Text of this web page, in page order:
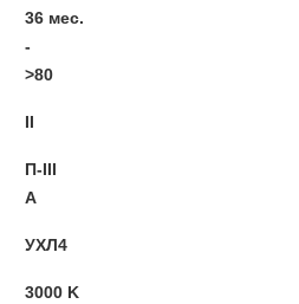
36 мес.
-
>80
II
П-ІІІ
A
УХЛ4
3000 K